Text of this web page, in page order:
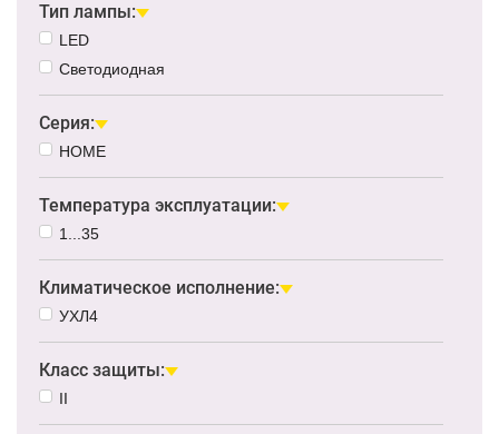
Тип лампы:
LED
Светодиодная
Серия:
HOME
Температура эксплуатации:
1...35
Климатическое исполнение:
УХЛ4
Класс защиты:
II